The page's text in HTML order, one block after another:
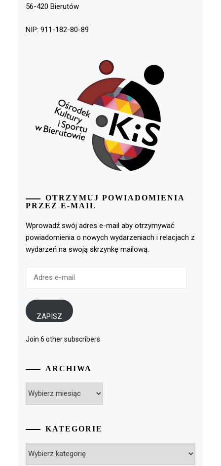
56-420 Bierutów
NIP: 911-182-80-89
OTRZYMUJ POWIADOMIENIA
PRZEZ E-MAIL
Wprowadź swój adres e-mail aby otrzymywać
powiadomienia o nowych wydarzeniach i relacjach z
wydarzeń na swoją skrzynkę mailową.
ZAPISZ
Join 6 other subscribers
ARCHIWA
KATEGORIE